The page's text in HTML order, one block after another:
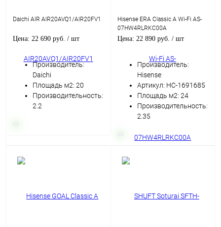
Daichi AIR AIR20AVQ1/AIR20FV1
Цена: 22 690 руб. / шт
Производитель:
Daichi
Площадь м2: 20
Производительность:
2.2
Hisense ERA Classic A Wi-Fi AS-
07HW4RLRKC00A
Цена: 22 890 руб. / шт
Производитель:
Hisense
Артикул: НС-1691685
Площадь м2: 24
Производительность:
2.35